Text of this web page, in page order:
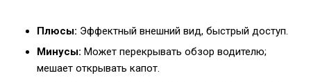
Плюсы: Эффектный внешний вид, быстрый доступ.
Минусы: Может перекрывать обзор водителю;
мешает открывать капот.